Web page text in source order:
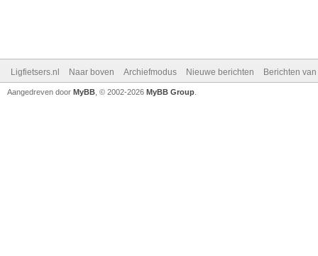
Ligfietsers.nl Naar boven Archiefmodus Nieuwe berichten Berichten
Aangedreven door MyBB , © 2002-2026 MyBB Group